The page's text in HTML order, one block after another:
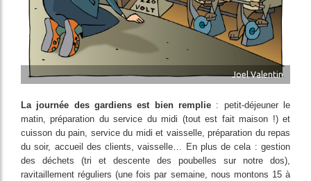
Joel Valentin
La journée des gardiens est bien remplie : petit-déjeuner le
matin, préparation du service du midi (tout est fait maison !) et
cuisson du pain, service du midi et vaisselle, préparation du repas
du soir, accueil des clients, vaisselle… En plus de cela : gestion
des déchets (tri et descente des poubelles sur notre dos),
ravitaillement réguliers (une fois par semaine, nous montons 15 à